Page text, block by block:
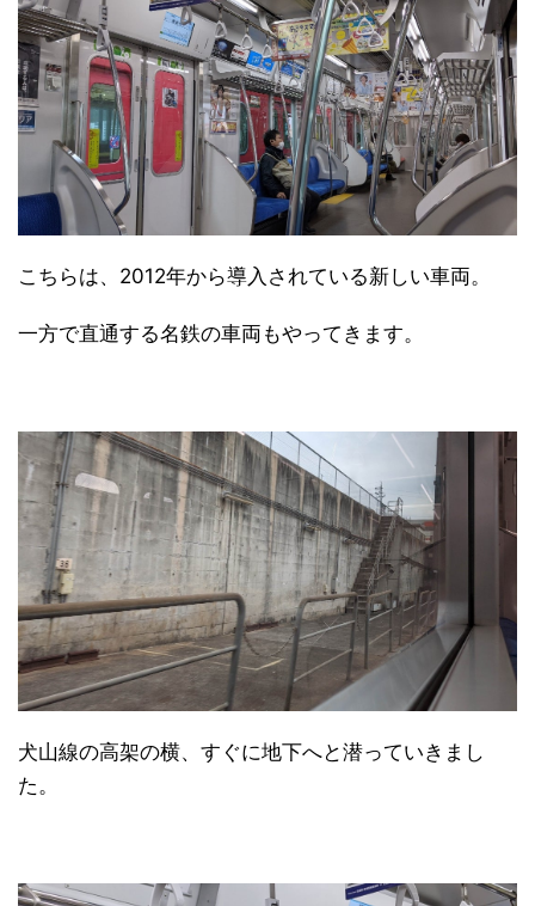
こちらは、2012年から導入されている新しい車両。
一方で直通する名鉄の車両もやってきます。
犬山線の高架の横、すぐに地下へと潜っていきまし
た。